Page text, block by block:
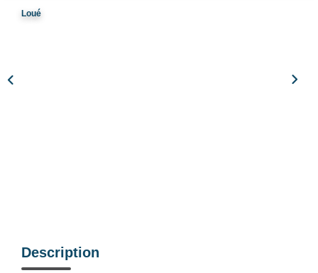
Loué
Description